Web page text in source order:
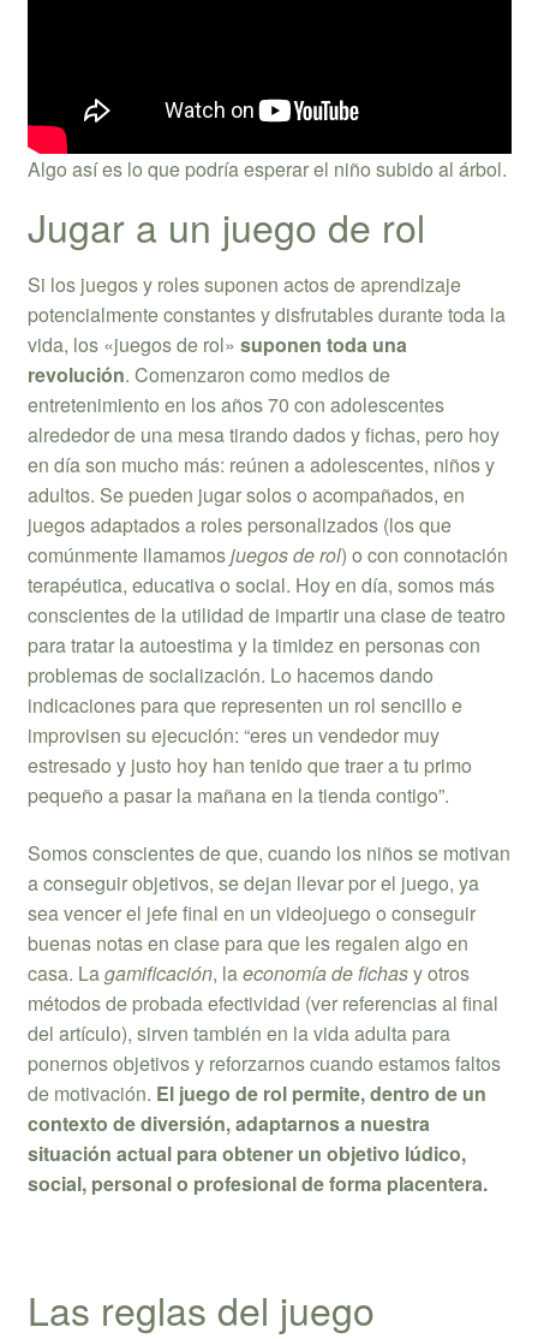
Algo así es lo que podría esperar el niño subido al árbol.
Jugar a un juego de rol
Si los juegos y roles suponen actos de aprendizaje
potencialmente constantes y disfrutables durante toda la
vida, los «juegos de rol» suponen toda una
revolución. Comenzaron como medios de
entretenimiento en los años 70 con adolescentes
alrededor de una mesa tirando dados y fichas, pero hoy
en día son mucho más: reúnen a adolescentes, niños y
adultos. Se pueden jugar solos o acompañados, en
juegos adaptados a roles personalizados (los que
comúnmente llamamosjuegos de rol) o con connotación
terapéutica, educativa o social. Hoy en día, somos más
conscientes de la utilidad de impartir una clase de teatro
para tratar la autoestima y la timidez en personas con
problemas de socialización. Lo hacemos dando
indicaciones para que representen un rol sencillo e
improvisen su ejecución: “eres un vendedor muy
estresado y justo hoy han tenido que traer a tu primo
pequeño a pasar la mañana en la tienda contigo”.
Somos conscientes de que, cuando los niños se motivan
a conseguir objetivos, se dejan llevar por el juego, ya
sea vencer el jefe final en un videojuego o conseguir
buenas notas en clase para que les regalen algo en
casa. Lagamificación, laeconomía de fichasy otros
métodos de probada efectividad (ver referencias al final
del artículo), sirven también en la vida adulta para
ponernos objetivos y reforzarnos cuando estamos faltos
de motivación. El juego de rol permite, dentro de un
contexto de diversión, adaptarnos a nuestra
situación actual para obtener un objetivo lúdico,
social, personal o profesional de forma placentera.
Las reglas del juego